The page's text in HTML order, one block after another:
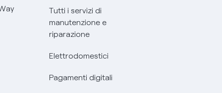
Tutti i servizi di
manutenzione e
riparazione
Elettrodomestici
Pagamenti digitali